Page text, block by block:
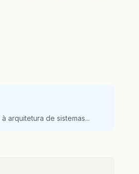
arquitetura de sistemas...